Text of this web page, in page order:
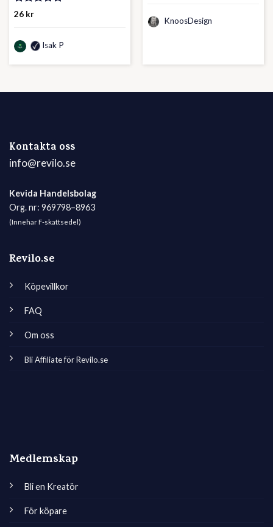
Betygsatt
26 kr
Isak P
KnoosDesign
Kontakta oss
info@revilo.se
Kevida Handelsbolag
Org. nr: 969798–8963
(Innehar F-skattsedel)
Revilo.se
Köpevillkor
FAQ
Om oss
Bli Affiliate för Revilo.se
Medlemskap
Bli en Kreatör
För köpare